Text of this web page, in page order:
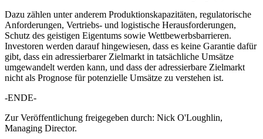
Dazu zählen unter anderem Produktionskapazitäten, regulatorische
Anforderungen, Vertriebs- und logistische Herausforderungen,
Schutz des geistigen Eigentums sowie Wettbewerbsbarrieren.
Investoren werden darauf hingewiesen, dass es keine Garantie dafür
gibt, dass ein adressierbarer Zielmarkt in tatsächliche Umsätze
umgewandelt werden kann, und dass der adressierbare Zielmarkt
nicht als Prognose für potenzielle Umsätze zu verstehen ist.
-ENDE-
Zur Veröffentlichung freigegeben durch: Nick O'Loughlin,
Managing Director.